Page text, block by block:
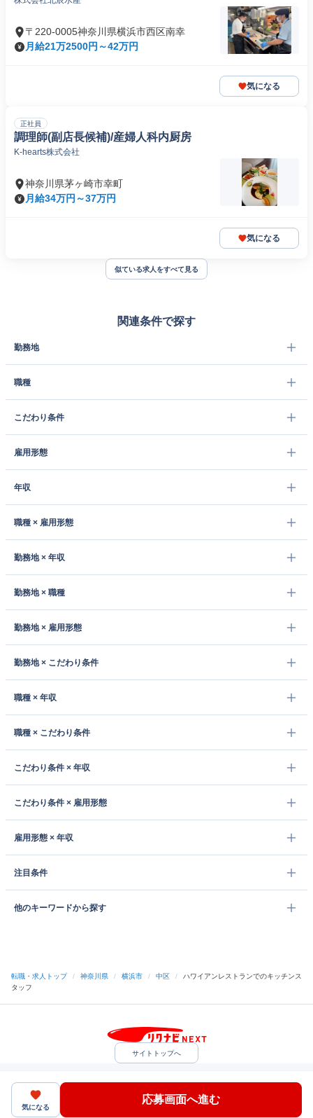
〒220-0005神奈川県横浜市西区南幸
月給21万2500円～42万円
気になる
正社員
調理師(副店長候補)/産婦人科内厨房
K-hearts株式会社
神奈川県茅ヶ崎市幸町
月給34万円～37万円
気になる
似ている求人をすべて見る
関連条件で探す
勤務地
職種
こだわり条件
雇用形態
年収
職種 × 雇用形態
勤務地 × 年収
勤務地 × 職種
勤務地 × 雇用形態
勤務地 × こだわり条件
職種 × 年収
職種 × こだわり条件
こだわり条件 × 年収
こだわり条件 × 雇用形態
雇用形態 × 年収
注目条件
他のキーワードから探す
転職・求人トップ / 神奈川県 / 横浜市 / 中区 /
ハワイアンレストランでのキッチンス
タッフ
気になる
応募画面へ進む
サイトトップへ
中途採用をご検討の企業様
ヘルプ・お問い合わせ
（C）Indeed Inc.